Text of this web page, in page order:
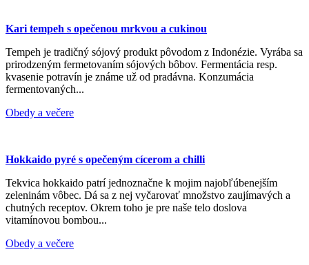
Kari tempeh s opečenou mrkvou a cukinou
Tempeh je tradičný sójový produkt pôvodom z Indonézie. Vyrába sa
prirodzeným fermetovaním sójových bôbov. Fermentácia resp.
kvasenie potravín je známe už od pradávna. Konzumácia
fermentovaných...
Obedy a večere
Hokkaido pyré s opečeným cícerom a chilli
Tekvica hokkaido patrí jednoznačne k mojim najobľúbenejším
zeleninám vôbec. Dá sa z nej vyčarovať množstvo zaujímavých a
chutných receptov. Okrem toho je pre naše telo doslova
vitamínovou bombou...
Obedy a večere